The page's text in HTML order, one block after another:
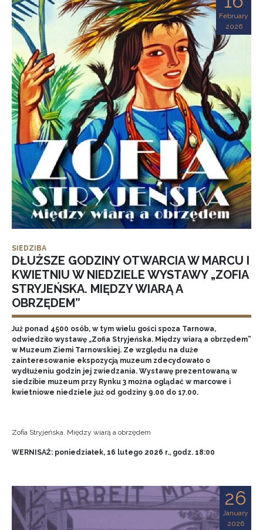
February
2026
SIEDZIBA
DŁUŻSZE GODZINY OTWARCIA W MARCU I
KWIETNIU W NIEDZIELE WYSTAWY „ZOFIA
STRYJEŃSKA. MIĘDZY WIARĄ A
OBRZĘDEM”
Już ponad 4500 osób, w tym wielu gości spoza Tarnowa,
odwiedziło wystawę „Zofia Stryjeńska. Między wiarą a obrzędem”
w Muzeum Ziemi Tarnowskiej. Ze względu na duże
zainteresowanie ekspozycją muzeum zdecydowało o
wydłużeniu godzin jej zwiedzania. Wystawę prezentowaną w
siedzibie muzeum przy Rynku 3 można oglądać w marcowe i
kwietniowe niedziele już od godziny 9.00 do 17.00.
Zofia Stryjeńska. Między wiarą a obrzędem
WERNISAŻ: poniedziałek, 16 lutego 2026 r., godz. 18:00
26
January
2026